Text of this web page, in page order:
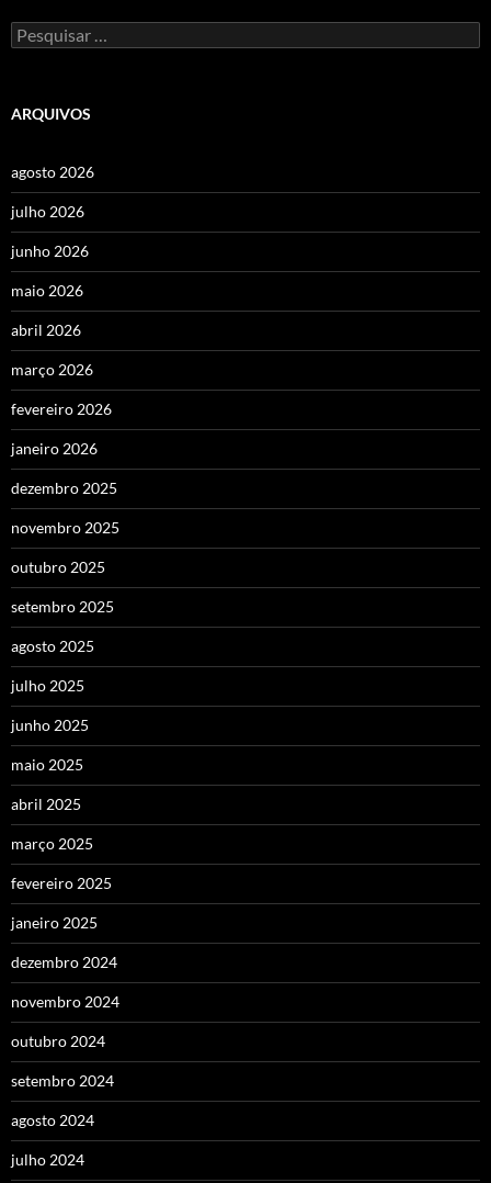
Pesquisar
por:
ARQUIVOS
agosto 2026
julho 2026
junho 2026
maio 2026
abril 2026
março 2026
fevereiro 2026
janeiro 2026
dezembro 2025
novembro 2025
outubro 2025
setembro 2025
agosto 2025
julho 2025
junho 2025
maio 2025
abril 2025
março 2025
fevereiro 2025
janeiro 2025
dezembro 2024
novembro 2024
outubro 2024
setembro 2024
agosto 2024
julho 2024